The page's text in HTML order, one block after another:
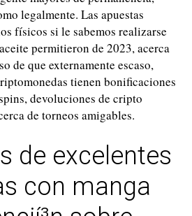
legalmente. Las apuestas
físicos si le sabemos realizarse
permitieron de 2023, acerca
de que externamente escaso,
tienen bonificaciones
devoluciones de cripto
de torneos amigables.
de excelentes
con manga